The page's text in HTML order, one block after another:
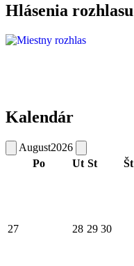
Hlásenia rozhlasu
Kalendár
August2026
Po
Ut St Št
27 28 29 30